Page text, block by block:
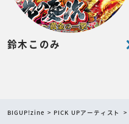
鈴木このみ
BIGUP!zine PICK UPアーティスト